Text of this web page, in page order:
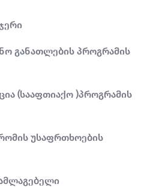
განათლების პროგრამის
(სააფთიაქო )პროგრამის
უსაფრთხოების